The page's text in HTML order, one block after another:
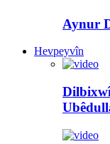
Aynur
Hevpeyvîn